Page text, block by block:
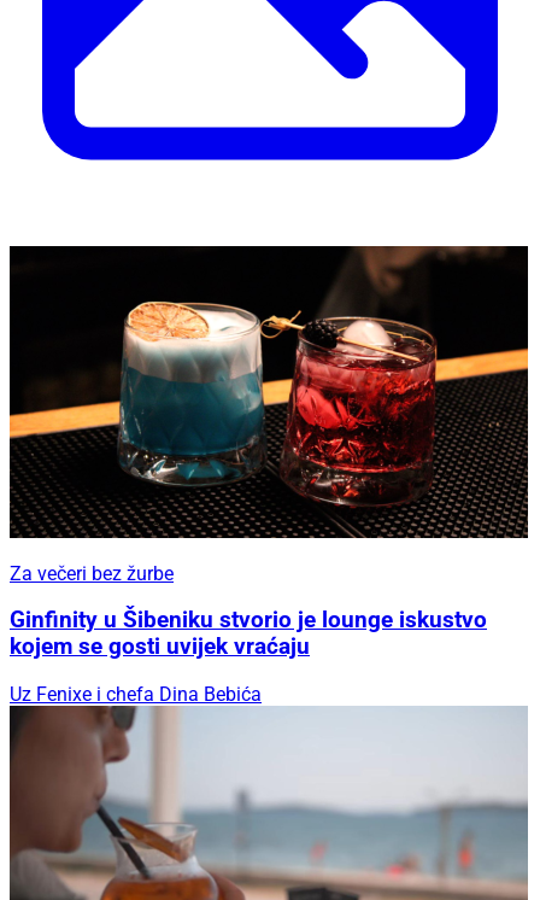
Za večeri bez žurbe
Ginfinity u Šibeniku stvorio je lounge iskustvo
kojem se gosti uvijek vraćaju
Uz Fenixe i chefa Dina Bebića